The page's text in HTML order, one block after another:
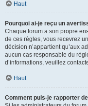
Haut
Pourquoi ai-je reçu un
Chaque forum a son propre
de ces règles, vous recevrez
décision n’appartient qu’aux
aucun cas responsable du
d’informations, veuillez
Haut
Comment puis-je rapporter